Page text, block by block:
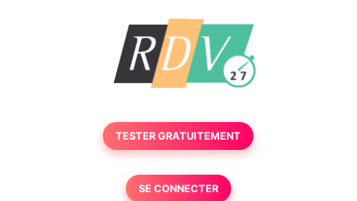
TESTER GRATUITEMENT
SE CONNECTER